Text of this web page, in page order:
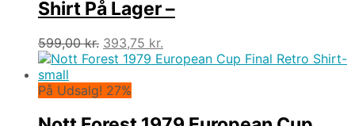
Shirt På Lager –
599,00kr. Den
oprindelige
var:
393,75 kr.
aktuelle
På Udsalg! 27%